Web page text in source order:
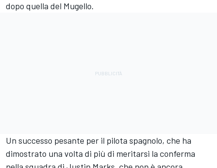
dopo quella del Mugello.
Un successo pesante per il pilota spagnolo, che ha
dimostrato una volta di più di meritarsi la conferma